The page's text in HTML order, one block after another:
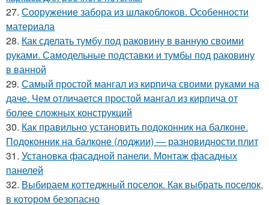
27. Сооружение забора из шлакоблоков. Особенности
материала
28. Как сделать тумбу под раковину в ванную своими
руками. Самодельные подставки и тумбы под раковину
в ванной
29. Самый простой мангал из кирпича своими руками на
даче. Чем отличается простой мангал из кирпича от
более сложных конструкций
30. Как правильно установить подоконник на балконе.
Подоконник на балконе (лоджии) — разновидности плит
31. Установка фасадной панели. Монтаж фасадных
панелей
32. Выбираем коттеджный поселок. Как выбрать поселок,
в котором безопасно